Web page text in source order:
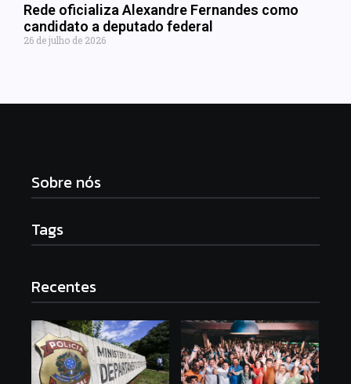
Rede oficializa Alexandre Fernandes como
candidato a deputado federal
26 de julho de 2026
Sobre nós
Tags
Recentes